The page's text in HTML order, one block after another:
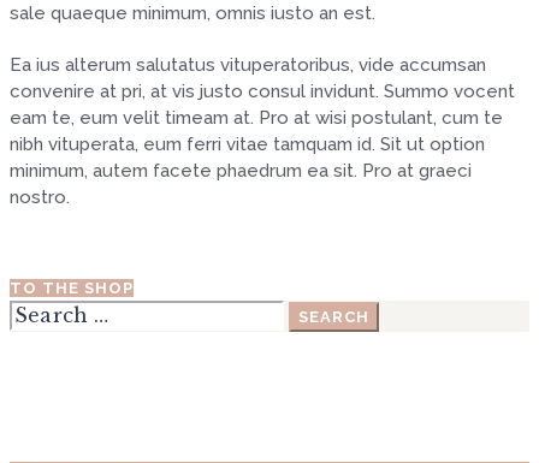
sale quaeque minimum, omnis iusto an est.
Ea ius alterum salutatus vituperatoribus, vide accumsan
convenire at pri, at vis justo consul invidunt. Summo vocent
eam te, eum velit timeam at. Pro at wisi postulant, cum te
nibh vituperata, eum ferri vitae tamquam id. Sit ut option
minimum, autem facete phaedrum ea sit. Pro at graeci
nostro.
TO THE SHOP
Search